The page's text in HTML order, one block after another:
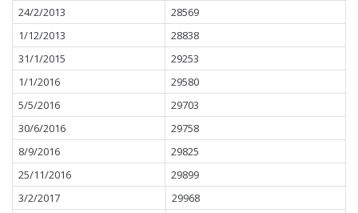
24/2/2013
28569
1/12/2013
28838
31/1/2015
29253
1/1/2016
29580
5/5/2016
29703
30/6/2016
29758
8/9/2016
29825
25/11/2016
29899
3/2/2017
29968